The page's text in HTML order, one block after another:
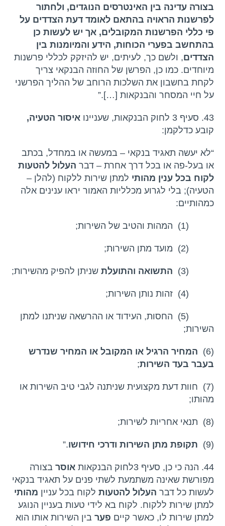
בצורה עדינה בין האינטרסים הנוגדים, ולחתור
לפרשנות הראויה בהתאם לאומד דעת הצדדים על
פי כללי הפרשנות המקובלים, אך יש לעשות כן
בהתחשב בפערי הכוחות, הידע והמיומנות בין
הצדדים, ולשם כך, לעיתים, יש להיזקק לכללי פרשנות
מיוחדים. כמו כן, הפרשן של החוזה הבנקאי צריך
לקחת בחשבון את השלכות הרוחב של ההליך הפרשני
על חיי המסחר והבנקאות […].”
43. סעיף 3 לחוק הבנקאות, שעניינו
איסור הטעיה,
קובע כדלקמן:
“לא יעשה תאגיד בנקאי – במעשה או במחדל, בכתב
או בעל-פה או בכל דרך אחרת – דבר העלול להטעות
לקוח בכל ענין מהותי למתן שירות ללקוח (להלן –
הטעיה); בלי לגרוע מכלליות האמור יראו ענינים אלה
כמהותיים:
(1) המהות והטיב של השירות;
(2) מועד מתן השירות;
(3) התשואה והתועלת שניתן להפיק מהשירות;
(4) זהות נותן השירות;
(5) החסות, העידוד או ההרשאה שניתנו למתן
השירות;
(6)
המחיר הרגיל או המקובל או המחיר שנדרש
בעבר בעד השירות;
(7) חוות דעת מקצועית שניתנה לגבי טיב השירות או
מהותו;
(8) תנאי אחריות לשירות;
(9) תקופת מתן השירות ודרכי חידושו.”
44. הנה כי כן, סעיף 3לחוק הבנקאות אוסר בצורה
מפורשת שאינה משתמעת לשתי פנים על תאגיד בנקאי
לעשות כל דבר העלול להטעות לקוח בכל עניין מהותי
למתן שירות ללקוח. לקוח בא לידי טעות בעניין הנוגע
למתן שירות לו, כאשר קיים פער בין השירות אותו הוא